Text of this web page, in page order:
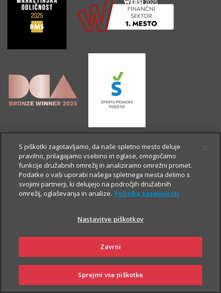
POSLOVALNICE
OSTALE STRANI
S piškotki zagotavljamo, da naše spletno mesto deluje
pravilno, prilagajamo vsebino in oglase, omogočamo
funkcije družabnih omrežij in analiziramo omrežni promet.
Podatke o vaši uporabi našega spletnega mesta delimo s
svojimi partnerji, ki delujejo na področjih družabnih
omrežij, oglaševanja in analize. Politika zasebnosti
Nastavitve piškotkov
Zavrni
Sprejmi vse piškotke